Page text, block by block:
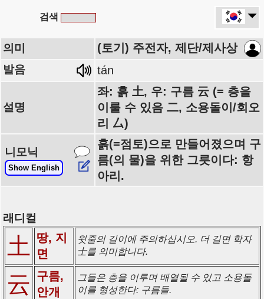
검색
의미 (토기) 주전자, 제단/제사상
발음 tán
설명
좌: 흙 土, 우: 구름 云 (= 층을
이룰 수 있음 二, 소용돌이/회오
리 厶)
니모닉
Show English
흙(=점토)으로 만들어졌으며 구
름(의 물)을 위한 그릇이다: 항
아리.
래디컬
土
땅, 지
면
윗줄의 길이에 주의하십시오. 더 길면 학자
士를 의미합니다.
云 구름,
안개
그들은 층을 이루며 배열될 수 있고 소용돌
이를 형성한다: 구름들.